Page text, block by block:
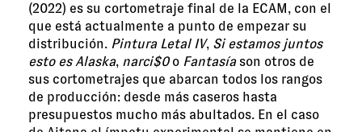
(2022) es su cortometraje final de la ECAM, con el
que está actualmente a punto de empezar su
distribución. Pintura Letal IV, Si estamos juntos
esto es Alaska, narci$0o Fantasíason otros de
sus cortometrajes que abarcan todos los rangos
de producción: desde más caseros hasta
presupuestos mucho más abultados. En el caso